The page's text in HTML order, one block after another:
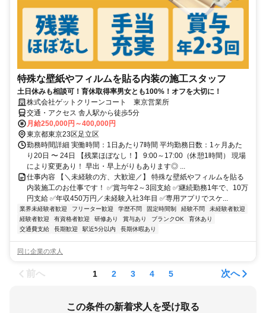
特殊な壁紙やフィルムを貼る内装の施工スタッフ
土日休みも相談可！育休取得率男女とも100%！オフを大切に！
株式会社ゲットクリーンコート 東京営業所
交通・アクセス 舎人駅から徒歩5分
月給250,000円～400,000円
東京都東京23区足立区
勤務時間詳細 実働時間：1日あたり7時間 平均勤務日数：1ヶ月あた
り20日 〜 24日 【残業ほぼなし！】 9:00～17:00（休憩1時間） 現場
により変更あり！ 早出・早上がりもあります◎ ...
仕事内容 【＼未経験の方、大歓迎／】 特殊な壁紙やフィルムを貼る
内装施工のお仕事です！ ✅賞与年2～3回支給 ✅継続勤務1年で、10万
円支給 ✅年収450万円／未経験入社3年目 ✅専用アプリでスケ...
業界未経験者歓迎 フリーター歓迎 学歴不問 固定時間制 経験不問
未経験者歓迎
経験者歓迎
有資格者歓迎 研修あり 賞与あり ブランクOK
育休あり
交通費支給
長期歓迎 駅近5分以内 長期休暇あり
同じ企業の求人
前へ 1 2 3 4 5 次へ
この条件の新着求人を受け取る